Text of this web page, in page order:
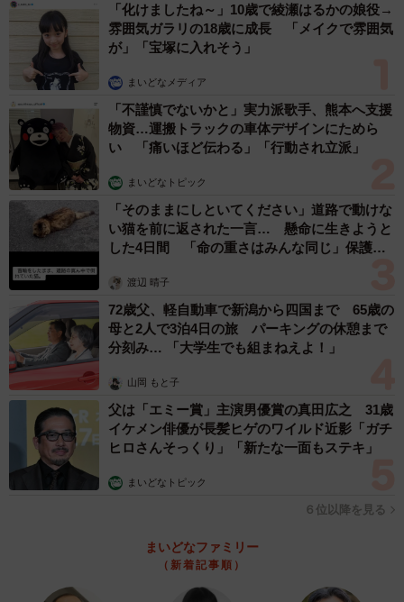
「化けましたね～」10歳で綾瀬はるかの娘役→
雰囲気ガラリの18歳に成長 「メイクで雰囲気
が」「宝塚に入れそう」
まいどなメディア
「不謹慎でないかと」実力派歌手、熊本へ支援
物資…運搬トラックの車体デザインにためら
い 「痛いほど伝わる」「行動され立派」
まいどなトピック
「そのままにしといてください」道路で動けな
い猫を前に返された一言… 懸命に生きようと
した4日間 「命の重さはみんな同じ」保護団
渡辺 晴子
72歳父、軽自動車で新潟から四国まで 65歳の
母と2人で3泊4日の旅 パーキングの休憩まで
分刻み… 「大学生でも組まねえよ！」
山岡 もと子
父は「エミー賞」主演男優賞の真田広之 31歳
イケメン俳優が長髪ヒゲのワイルド近影「ガチ
ヒロさんそっくり」「新たな一面もステキ」
まいどなトピック
６位以降を見る
まいどなファミリー
（新着記事順）